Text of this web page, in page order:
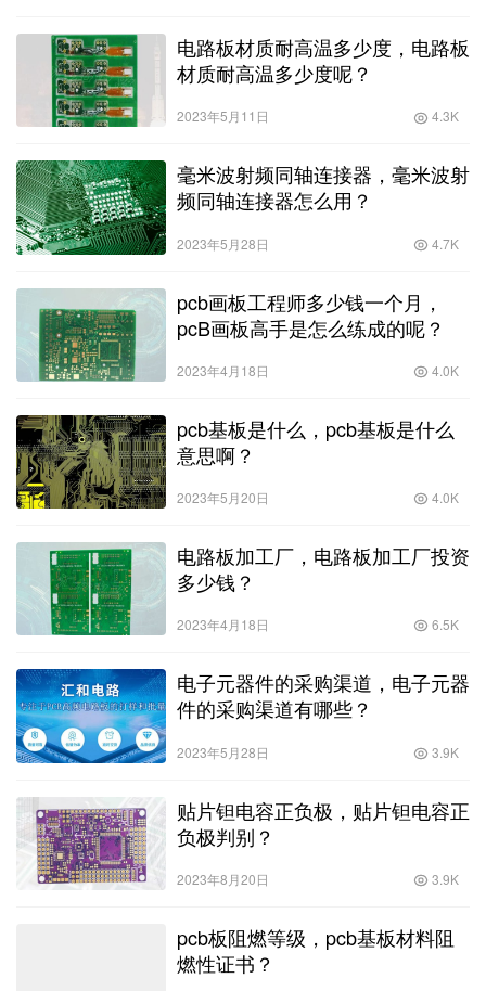
电路板材质耐高温多少度，电路板
材质耐高温多少度呢？
2023年5月11日 4.3K
毫米波射频同轴连接器，毫米波射
频同轴连接器怎么用？
2023年5月28日 4.7K
pcb画板工程师多少钱一个月，
pcB画板高手是怎么练成的呢？
2023年4月18日 4.0K
pcb基板是什么，pcb基板是什么
意思啊？
2023年5月20日 4.0K
电路板加工厂，电路板加工厂投资
多少钱？
2023年4月18日 6.5K
电子元器件的采购渠道，电子元器
件的采购渠道有哪些？
2023年5月28日 3.9K
贴片钽电容正负极，贴片钽电容正
负极判别？
2023年8月20日 3.9K
pcb板阻燃等级，pcb基板材料阻
燃性证书？